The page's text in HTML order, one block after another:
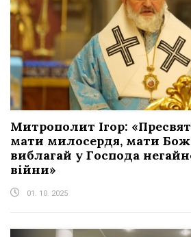
Митрополит Ігор:
мати милосердя, мати
виблагай у Господа
війни»
01. 10. 2025